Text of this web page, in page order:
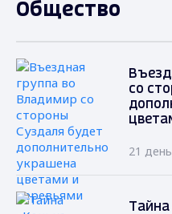
Общество
со
21
Тайна